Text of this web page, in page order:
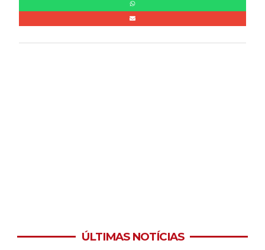
ÚLTIMAS NOTÍCIAS